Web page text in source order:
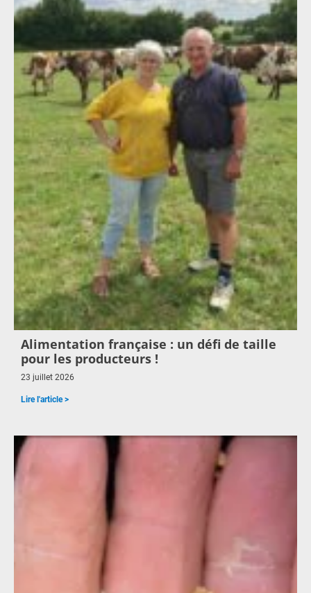
Alimentation française : un défi de taille
pour les producteurs !
23 juillet 2026
Lire l'article >